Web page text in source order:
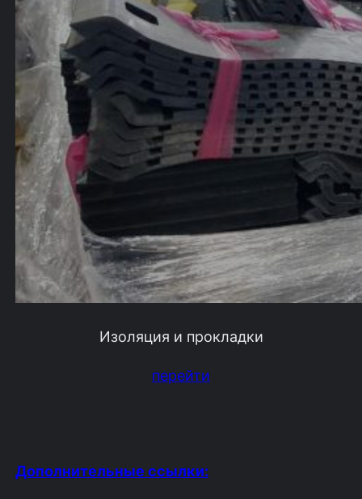
Изоляция и прокладки
перейти
Дополнительные ссылки: